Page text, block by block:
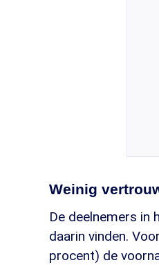
Weinig
De deelnemers in
daarin vinden.
procent) de